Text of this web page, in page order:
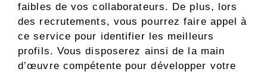
faibles de vos collaborateurs. De plus, lors
des recrutements, vous pourrez faire appel à
ce service pour identifier les meilleurs
profils. Vous disposerez ainsi de la main
d’œuvre compétente pour développer votre